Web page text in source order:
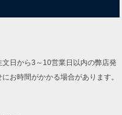
日から3～10営業日以内の弊店発
お時間がかかる場合があります。